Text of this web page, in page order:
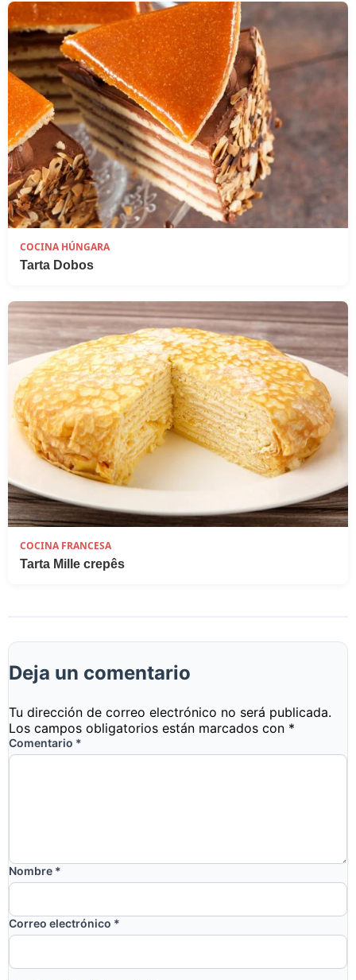
COCINA HÚNGARA
Tarta Dobos
COCINA FRANCESA
Tarta Mille crepês
Deja un comentario
Tu dirección de correo electrónico no será publicada.
Los campos obligatorios están marcados con *
Comentario *
Nombre *
Correo electrónico *